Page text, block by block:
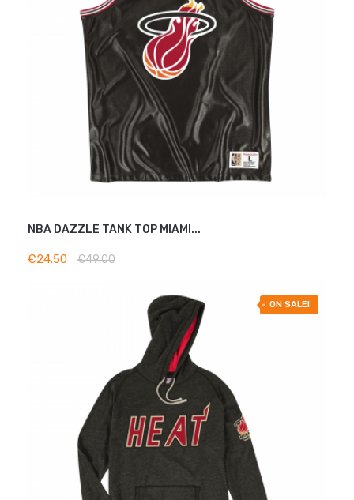
NBA DAZZLE TANK TOP MIAMI...
€24.50 €49.00
-50% OFF
ON SALE!